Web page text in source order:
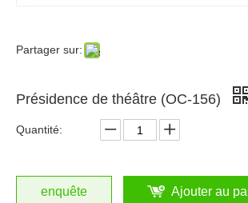
Partager sur:
Présidence de théâtre (OC-156)
Quantité:
enquête Ajouter au